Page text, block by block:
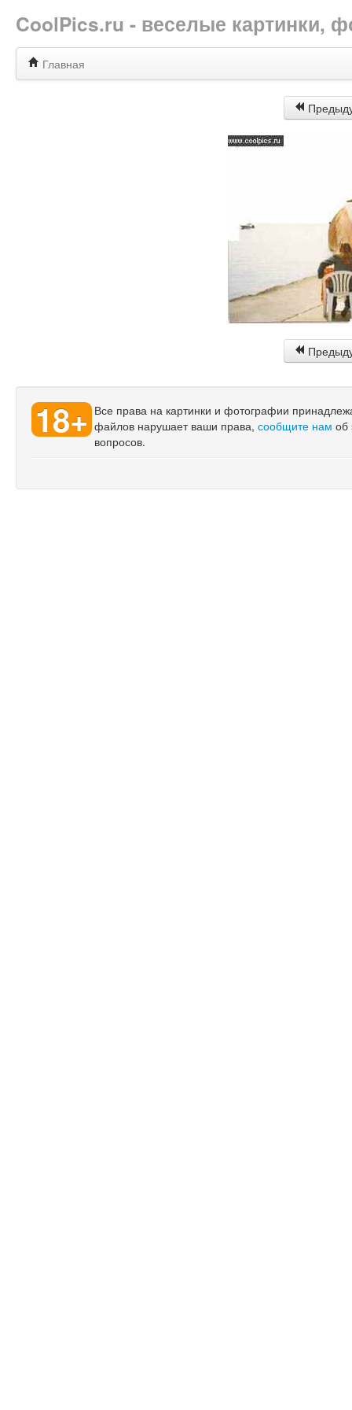
CoolPics.ru - веселые картинки,
Главная
18+ Все права на картинки и фотографии
файлов нарушает ваши права, сообщите нам об
вопросов.